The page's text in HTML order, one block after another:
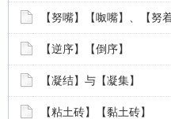
【努嘴】【呶嘴】、【努
【逆序】【倒序】
【凝结】与【凝集】
【粘土砖】【黏土砖】